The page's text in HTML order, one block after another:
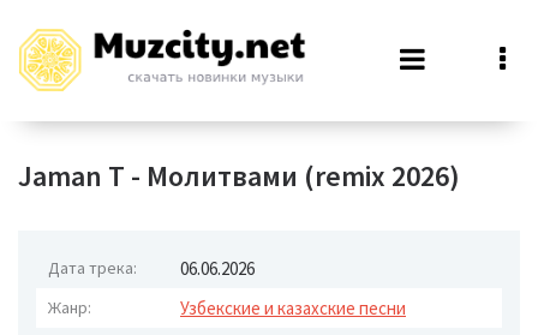
Jaman T - Молитвами (remix 2026)
Дата трека: 06.06.2026
Жанр: Узбекские и казахские песни